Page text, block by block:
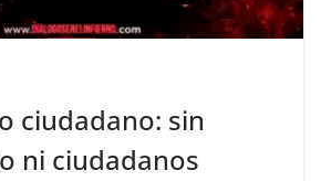
ciudadano: sin
ni ciudadanos